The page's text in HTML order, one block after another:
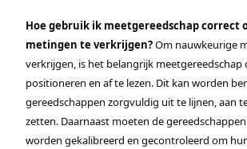
Hoe gebruik ik meetgereedschap correct
metingen te verkrijgen?Om nauwkeurige
verkrijgen, is het belangrijk meetgereedschap
positioneren en af te lezen. Dit kan worden
gereedschappen zorgvuldig uit te lijnen, aan
zetten. Daarnaast moeten de
worden gekalibreerd en gecontroleerd om